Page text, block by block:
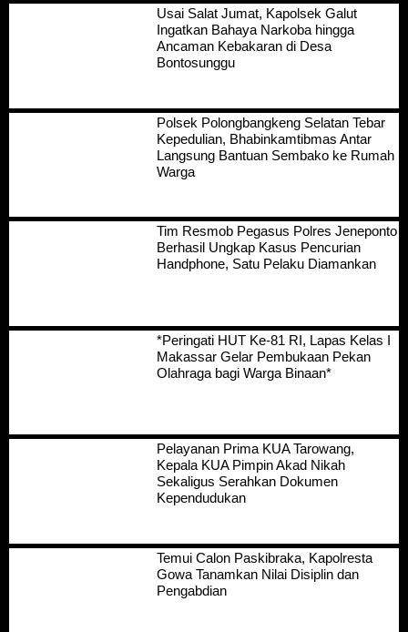
Usai Salat Jumat, Kapolsek Galut
Ingatkan Bahaya Narkoba hingga
Ancaman Kebakaran di Desa
Bontosunggu
Polsek Polongbangkeng Selatan Tebar
Kepedulian, Bhabinkamtibmas Antar
Langsung Bantuan Sembako ke Rumah
Warga
Tim Resmob Pegasus Polres Jeneponto
Berhasil Ungkap Kasus Pencurian
Handphone, Satu Pelaku Diamankan
*Peringati HUT Ke-81 RI, Lapas Kelas I
Makassar Gelar Pembukaan Pekan
Olahraga bagi Warga Binaan*
Pelayanan Prima KUA Tarowang,
Kepala KUA Pimpin Akad Nikah
Sekaligus Serahkan Dokumen
Kependudukan
Temui Calon Paskibraka, Kapolresta
Gowa Tanamkan Nilai Disiplin dan
Pengabdian